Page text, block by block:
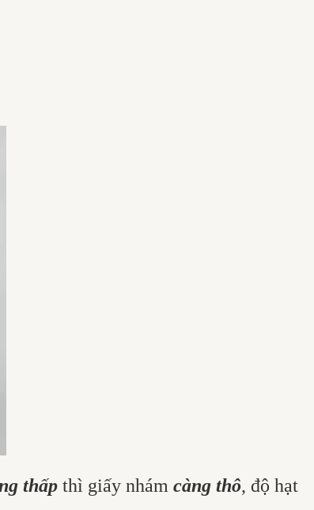
thấp thì giấy nhám càng thô, độ hạt